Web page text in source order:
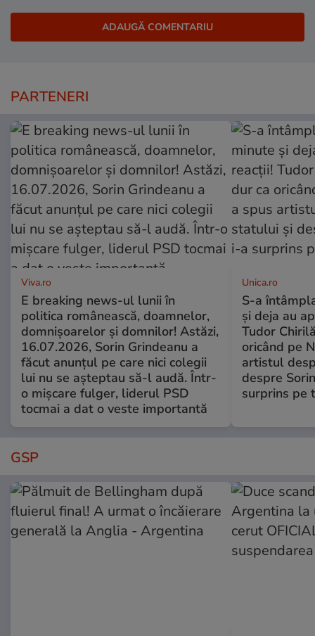
PARTENERI
Viva.ro
E breaking news-ul lunii în
politica românească, doamnelor,
domnișoarelor și domnilor! Astăzi,
16.07.2026, Sorin Grindeanu a
făcut anunțul pe care nici colegii
lui nu se așteptau să-l audă. Într-
o mișcare fulger, liderul PSD
tocmai a dat o veste importantă
Unica.ro
S-a
și deja au
Tudor
oricând pe
artistul
despre
surprins pe
GSP